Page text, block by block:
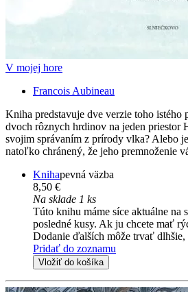
V mojej hore
Francois Aubineau
Kniha predstavuje dve verzie toho istého
dvoch rôznych hrdinov na jeden priestor
svojim správaním z prírody vlka? Alebo
natoľko chránený, že jeho premnoženie
Knihapevná väzba
8,50 €
Na sklade 1 ks
Túto knihu máme síce aktuálne na
posledné kusy. Ak ju chcete mať
Dodanie ďalších môže trvať dlhšie,
Pridať do zoznamu
Vložiť do košíka